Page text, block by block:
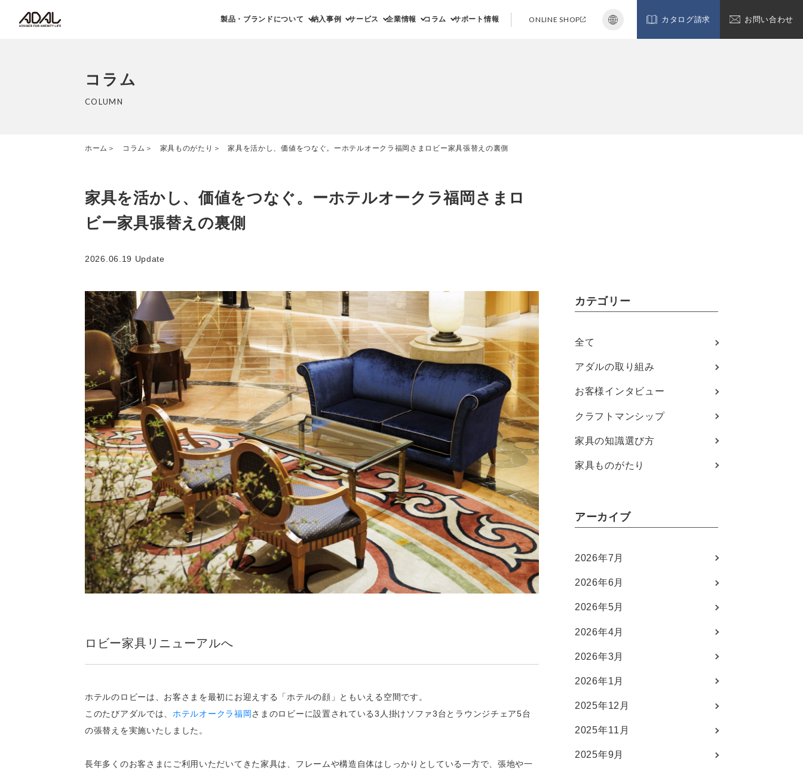
カタログ請求 お問い合わせ
製品・ブランドについて 納入事例 サービス 企業情報 コラム サポート情報 ONLINE SHOP
コラム
COLUMN
ホーム コラム 家具ものがたり 家具を活かし、価値をつなぐ。ーホテルオークラ福岡さまロビー家具張替えの裏側
家具を活かし、価値をつなぐ。ーホテルオークラ福岡さまロ
ビー家具張替えの裏側
2026.06.19 Update
ロビー家具リニューアルへ
ホテルのロビーは、お客さまを最初にお迎えする「ホテルの顔」ともいえる空間です。
このたびアダルでは、 ホテルオークラ福岡さまのロビーに設置されている3人掛けソファ3台とラウンジチェア5台
の張替えを実施いたしました。
長年多くのお客さまにご利用いただいてきた家具は、フレームや構造自体はしっかりとしている一方で、張地や一
カテゴリー
全て
アダルの取り組み
お客様インタビュー
クラフトマンシップ
家具の知識選び方
家具ものがたり
アーカイブ
2026年7月
2026年6月
2026年5月
2026年4月
2026年3月
2026年1月
2025年12月
2025年11月
2025年9月